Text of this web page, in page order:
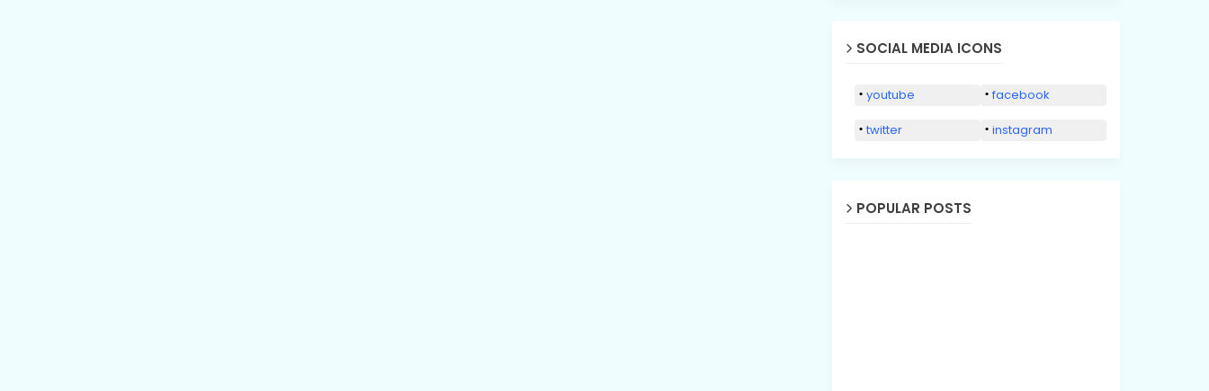
SOCIAL MEDIA ICONS
youtube facebook
twitter instagram
POPULAR POSTS